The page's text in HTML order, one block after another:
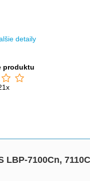
detaily
produktu
7100Cn,